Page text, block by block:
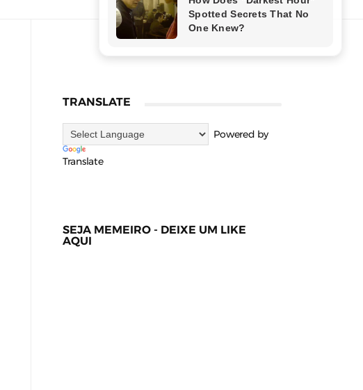
TRANSLATE
Powered by
Translate
SEJA MEMEIRO - DEIXE UM LIKE
AQUI